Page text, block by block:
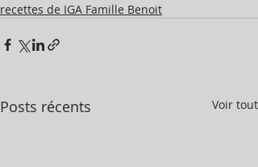
recettes de IGA Famille Benoit
Posts récents Voir tout